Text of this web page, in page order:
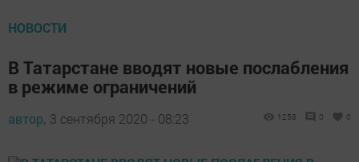
НОВОСТИ
В Татарстане вводят новые послабления
в режиме ограничений
автор, 3 сентября 2020 - 08:23 1258 0 0